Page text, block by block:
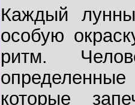
Каждый
особую
ритм.
которые